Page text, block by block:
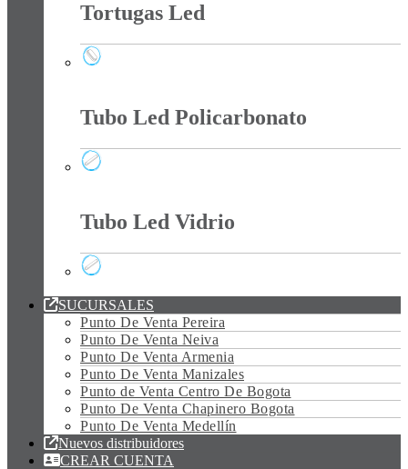
Tortugas Led
Tubo Led Policarbonato
Tubo Led Vidrio
SUCURSALES
Punto De Venta Pereira
Punto De Venta Neiva
Punto De Venta Armenia
Punto De Venta Manizales
Punto de Venta Centro De Bogota
Punto De Venta Chapinero Bogota
Punto De Venta Medellín
Nuevos distribuidores
CREAR CUENTA